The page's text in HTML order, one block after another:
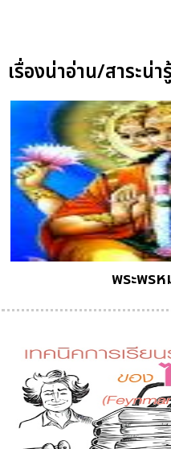
เรื่องน่าอ่าน/สาระน่า
พระพรห